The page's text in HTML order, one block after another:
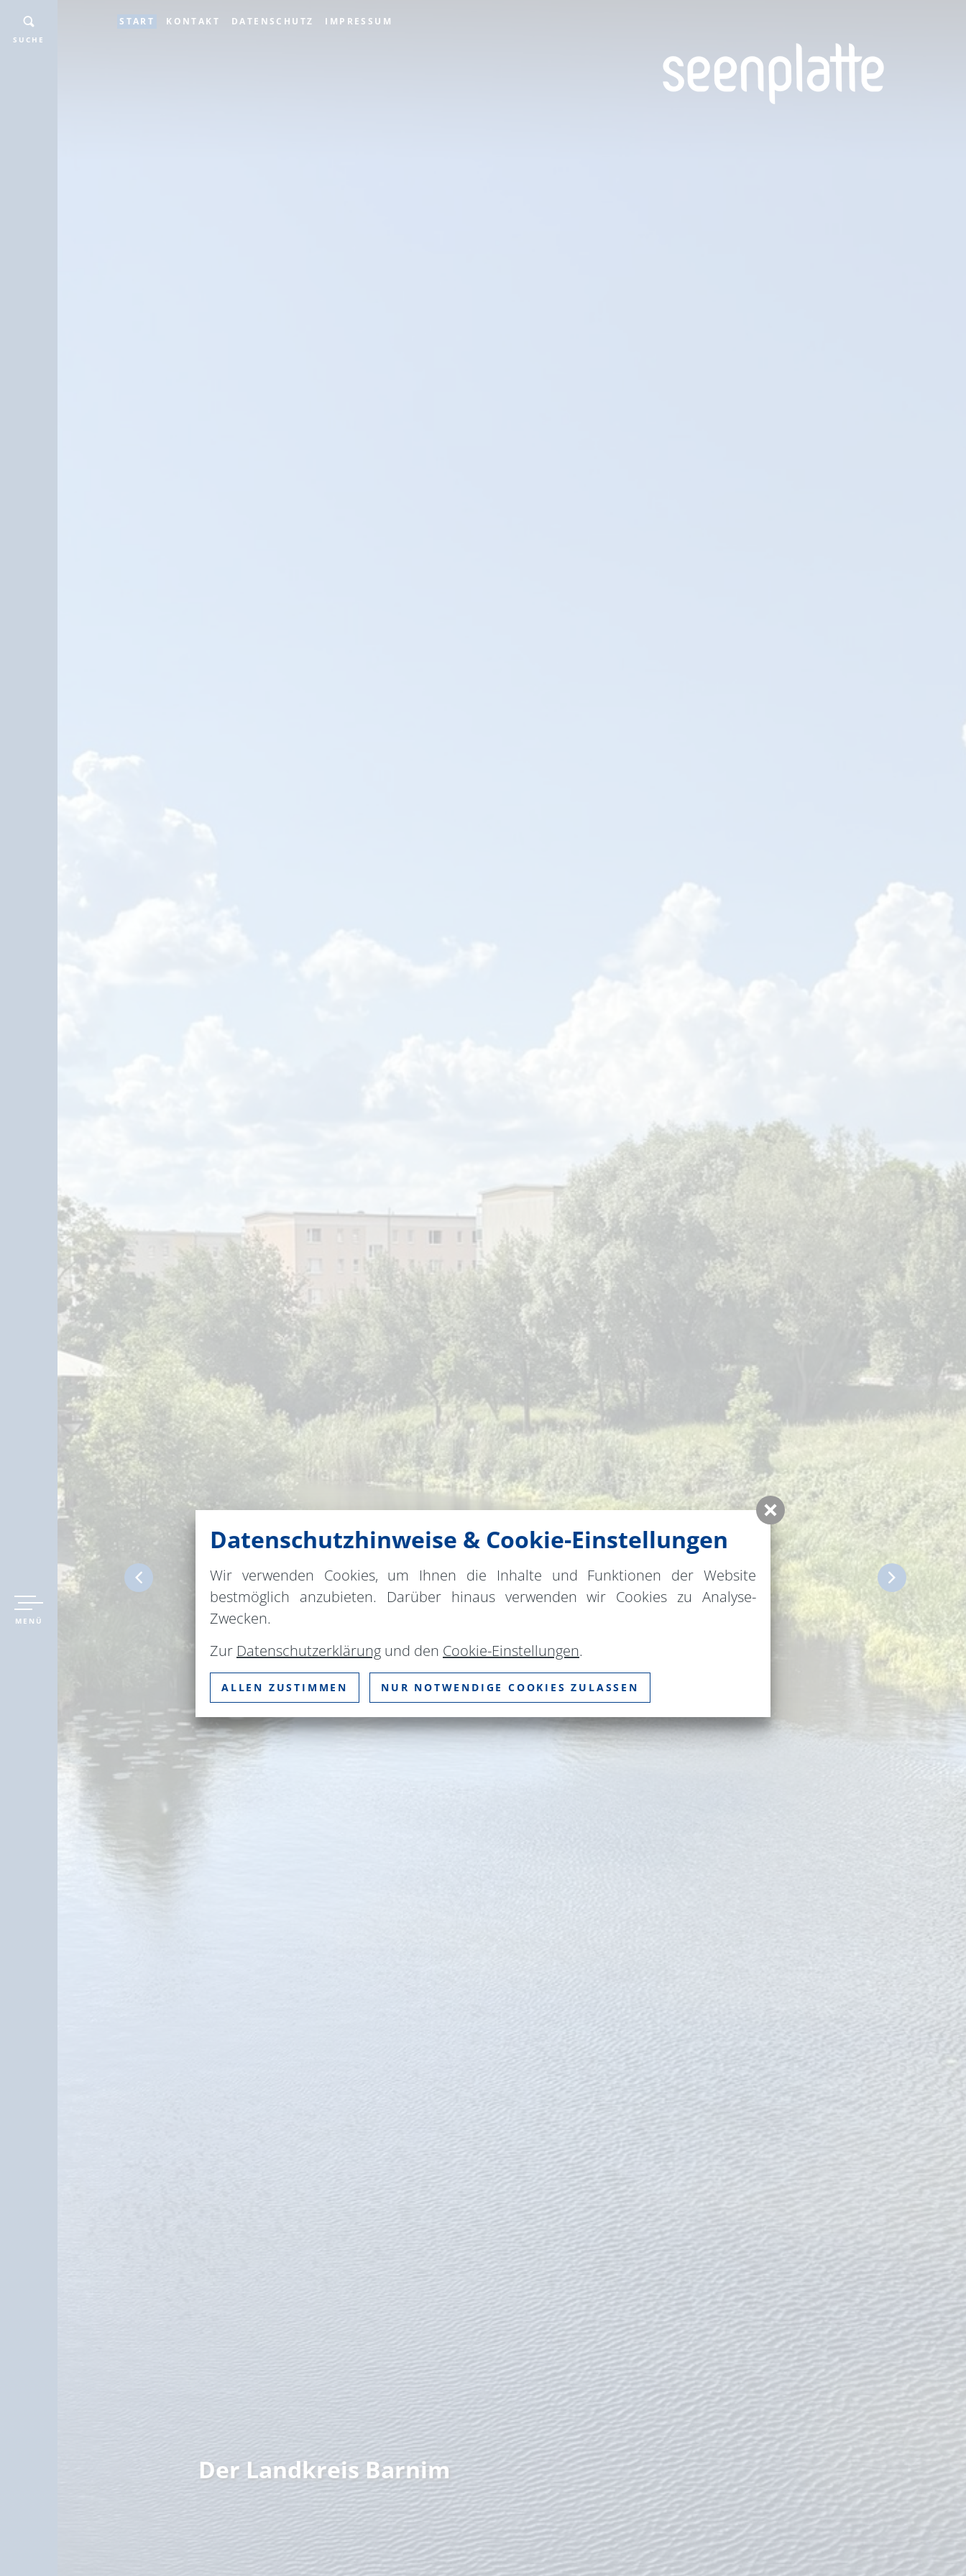
START KONTAKT DATENSCHUTZ IMPRESSUM
MENÜ
SUCHE
Familienzeit
Datenschutzhinweise & Cookie-Einstellungen
Wir verwenden Cookies, um Ihnen die Inhalte und Funktionen der Website
bestmöglich anzubieten. Darüber hinaus verwenden wir Cookies zu Analyse-
Zwecken.
Zur Datenschutzerklärung und den Cookie-Einstellungen.
ALLEN ZUSTIMMEN NUR NOTWENDIGE COOKIES ZULASSEN